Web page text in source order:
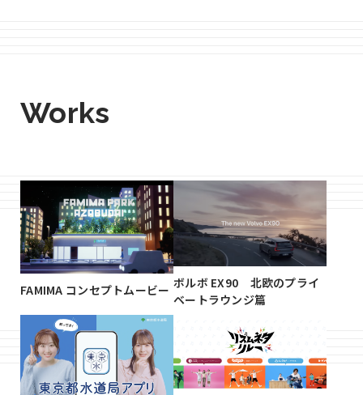
Works
FAMIMA コンセプトムービー ボルボ EX90 北欧のプライ
ベートラウンジ篇